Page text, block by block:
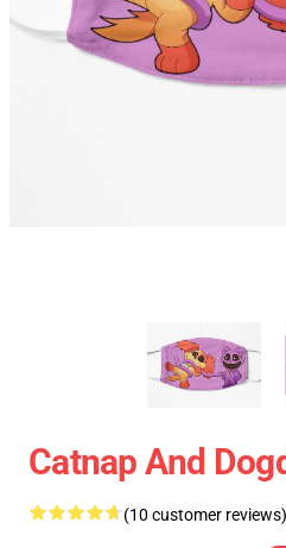
Catnap And
(10 customer reviews)